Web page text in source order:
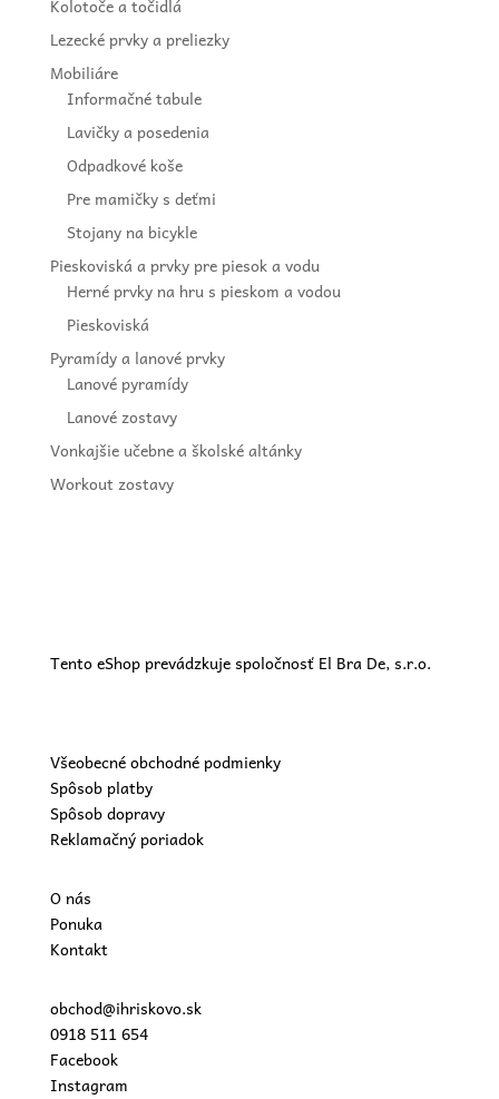
Kolotoče a točidlá
Lezecké prvky a preliezky
Mobiliáre
Informačné tabule
Lavičky a posedenia
Odpadkové koše
Pre mamičky s deťmi
Stojany na bicykle
Pieskoviská a prvky pre piesok a vodu
Herné prvky na hru s pieskom a vodou
Pieskoviská
Pyramídy a lanové prvky
Lanové pyramídy
Lanové zostavy
Vonkajšie učebne a školské altánky
Workout zostavy
Tento eShop prevádzkuje spoločnosť El Bra De, s.r.o.
Všeobecné obchodné podmienky
Spôsob platby
Spôsob dopravy
Reklamačný poriadok
O nás
Ponuka
Kontakt
obchod@ihriskovo.sk
0918 511 654
Facebook
Instagram